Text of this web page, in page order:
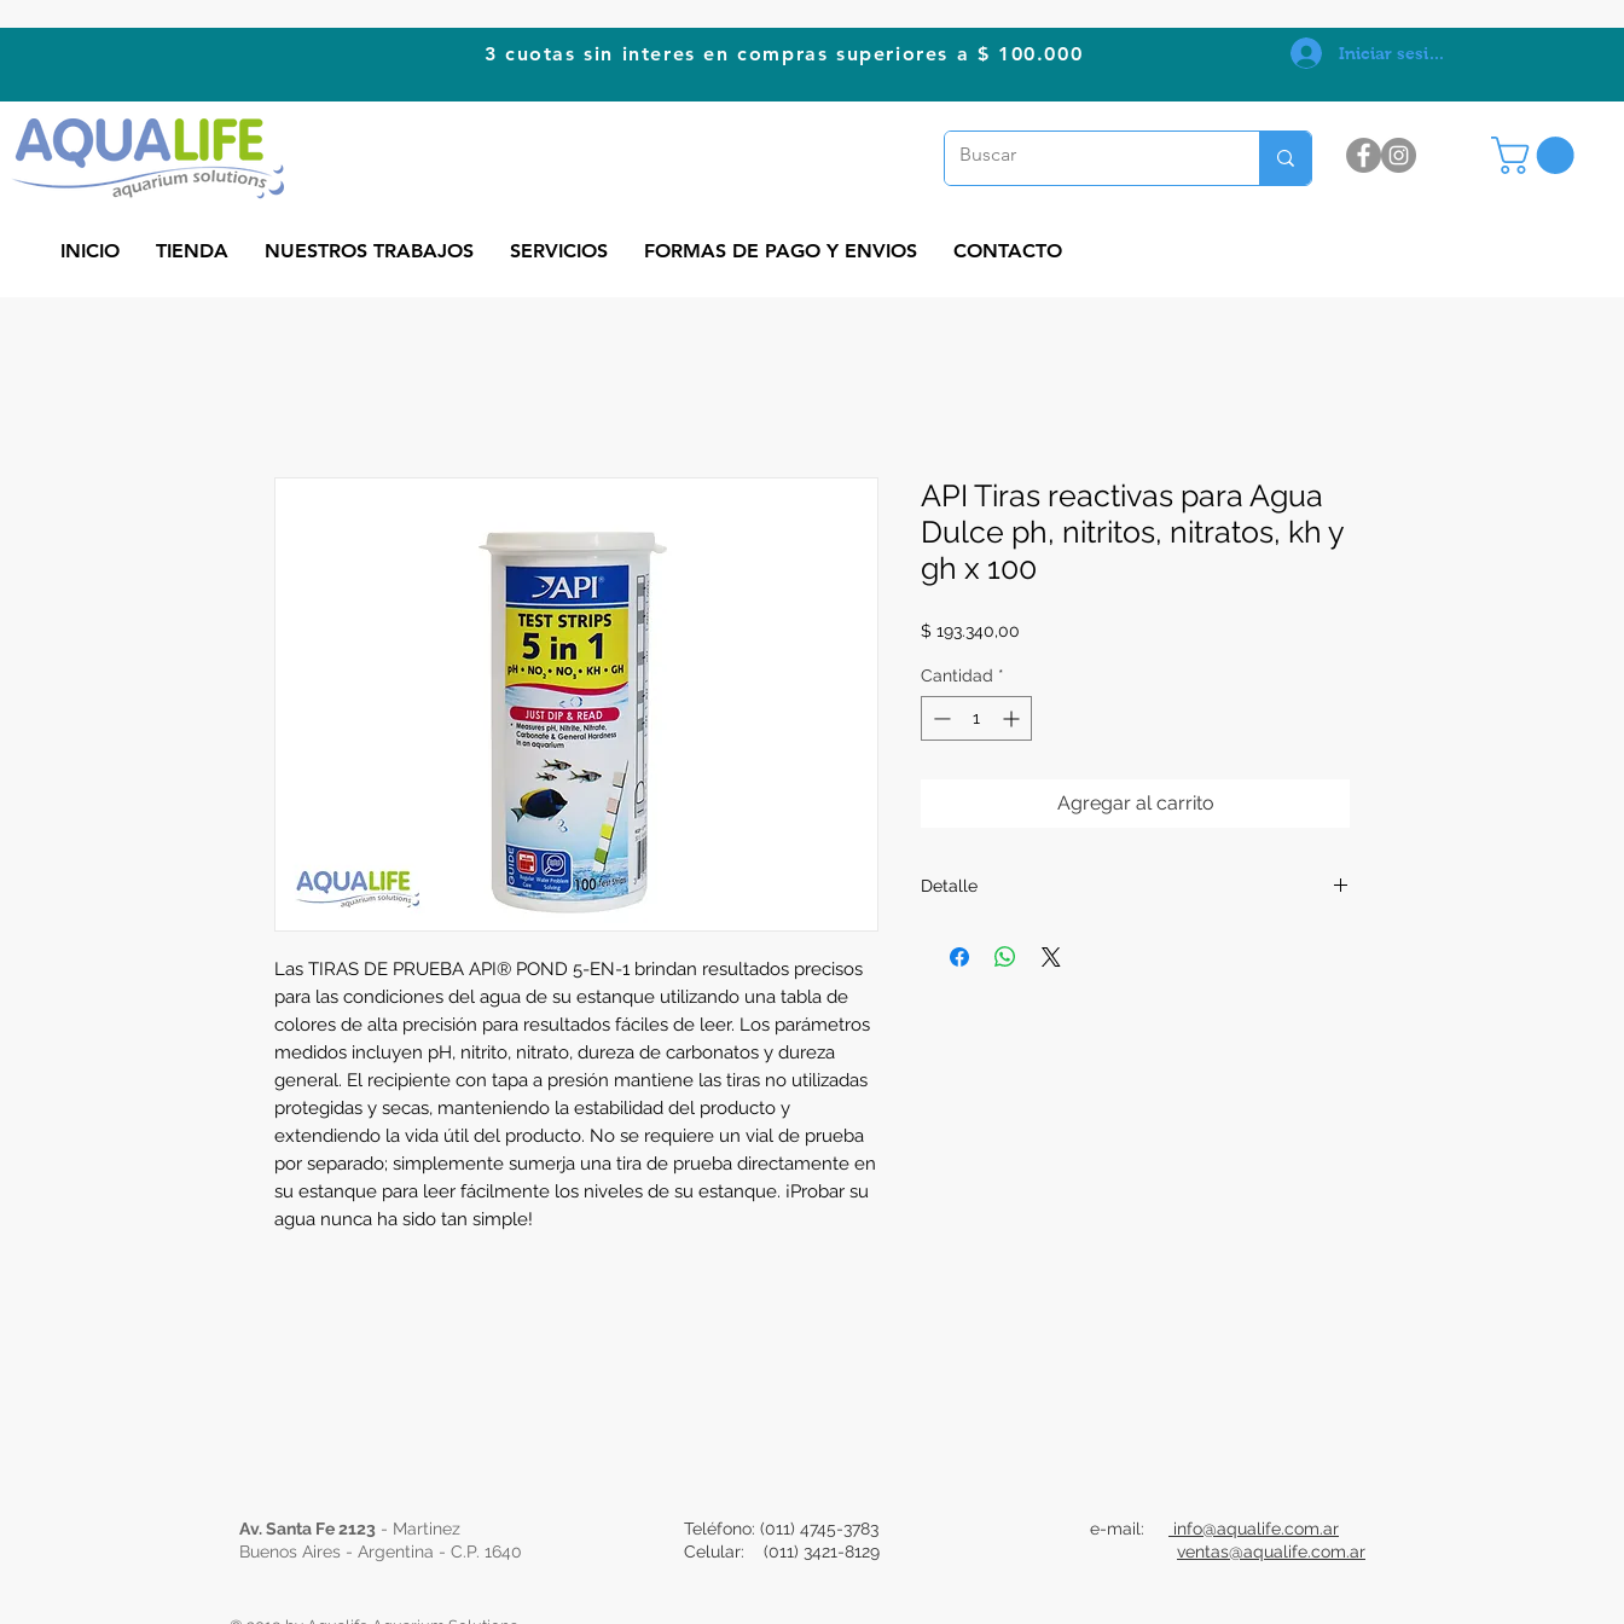
3 cuotas sin interes en compras superiores a $ 100.000 Iniciar sesión
INICIO TIENDA NUESTROS TRABAJOS SERVICIOS FORMAS DE PAGO Y ENVIOS CONTACTO
Las TIRAS DE PRUEBA API® POND 5-EN-1 brindan resultados precisos
para las condiciones del agua de su estanque utilizando una tabla de
colores de alta precisión para resultados fáciles de leer. Los parámetros
medidos incluyen pH, nitrito, nitrato, dureza de carbonatos y dureza
general. El recipiente con tapa a presión mantiene las tiras no utilizadas
protegidas y secas, manteniendo la estabilidad del producto y
extendiendo la vida útil del producto. No se requiere un vial de prueba
por separado; simplemente sumerja una tira de prueba directamente en
su estanque para leer fácilmente los niveles de su estanque. ¡Probar su
agua nunca ha sido tan simple!
API Tiras reactivas para Agua
Dulce ph, nitritos, nitratos, kh y
gh x 100
$ 193.340,00
Cantidad *
Agregar al carrito
Detalle
Av. Santa Fe 2123 - Martinez
Buenos Aires - Argentina - C.P. 1640
Teléfono: (011) 4745-3783
Celular: (011) 3421-8129
e-mail:
info@aqualife.com.ar
ventas@aqualife.com.ar